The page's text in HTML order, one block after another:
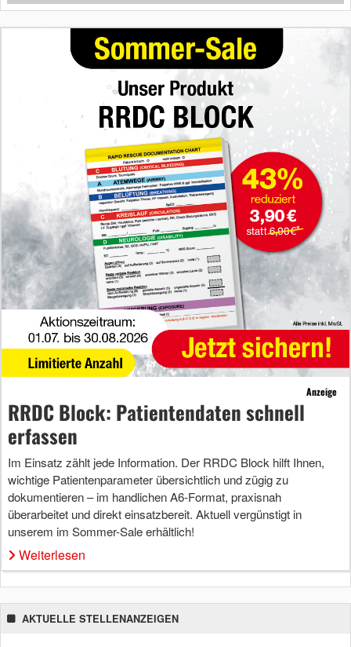
Anzeige
RRDC Block: Patientendaten schnell
erfassen
Im Einsatz zählt jede Information. Der RRDC Block hilft Ihnen,
wichtige Patientenparameter übersichtlich und zügig zu
dokumentieren – im handlichen A6-Format, praxisnah
überarbeitet und direkt einsatzbereit. Aktuell vergünstigt in
unserem im Sommer-Sale erhältlich!
Weiterlesen
AKTUELLE STELLENANZEIGEN